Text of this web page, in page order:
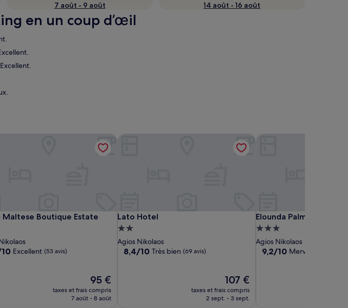
7 août - 9 août
14 août - 16 août
en un coup d’œil
Maltese Boutique Estate
Boutique Estate
Excellent (53 avis)
Le
nouveau
prix
95 €
taxes et frais compris
7 août - 8 août
Lato Hotel
Lato Hotel
Hébergement
2.0 étoiles
Agios Nikolaos
8.4
8,4/10 Très bien (69 avis)
Le
nouveau
prix
107 €
taxes et frais compris
2 sept. - 3 sept.
Elounda Palm Hotel
Elounda Palm Hotel
Hébergement
3.0 étoiles
Agios Nikolaos
9.2
9,2/10 Merveilleux